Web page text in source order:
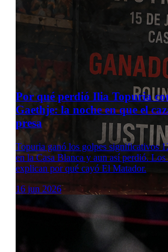
Por qué perdió Ilia Topuria
Gaethje: la noche en que el
presa
Topuria ganó los golpes significativos
en la Casa Blanca y aun así perdió.
explican por qué cayó El Matador.
16 jun 2026